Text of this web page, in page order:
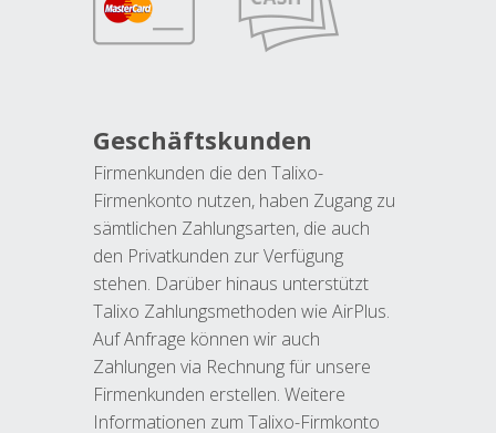
Geschäftskunden
Firmenkunden die den Talixo-
Firmenkonto nutzen, haben Zugang zu
sämtlichen Zahlungsarten, die auch
den Privatkunden zur Verfügung
stehen. Darüber hinaus unterstützt
Talixo Zahlungsmethoden wie AirPlus.
Auf Anfrage können wir auch
Zahlungen via Rechnung für unsere
Firmenkunden erstellen. Weitere
Informationen zum Talixo-Firmkonto